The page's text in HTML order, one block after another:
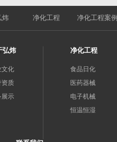
炜 净化工程 净化工程案例
弘炜
文化
资质
展示
净化工程
食品日化
医药器械
电子机械
恒温恒湿